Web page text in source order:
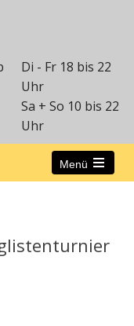
Di - Fr 18 bis 22
Uhr
Sa + So 10 bis 22
Uhr
Menü